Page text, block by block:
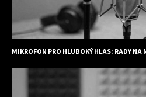
MIKROFON PRO HLUBOKÝ HLAS: RADY